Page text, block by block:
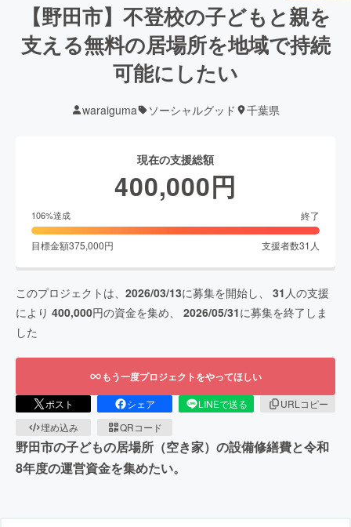
【野田市】不登校の子どもと親を
支える無料の居場所を地域で持続
可能にしたい
waraiguma ソーシャルグッド 千葉県
現在の支援総額
400,000円
106%達成 終了
目標金額375,000円 支援者数31 人
このプロジェクトは、 2026/03/13に募集を開始し、 31 人の支援
により 400,000円の資金を集め、 2026/05/31に募集を終了しま
した
もう一度プロジェクトをやってほしい
ポスト シェア LINEで送る
URLコピー
埋め込み
QRコード
野田市の子どもの居場所（空き家）の設備修繕費と令和
8年度の運営資金を集めたい。